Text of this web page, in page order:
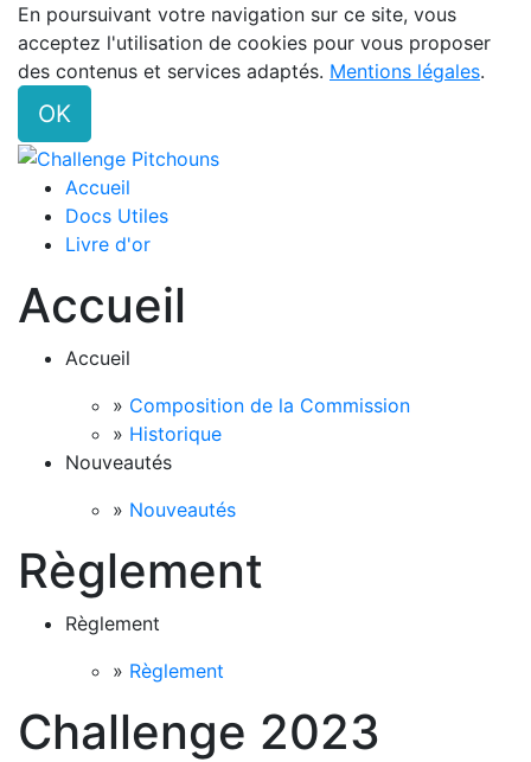
En poursuivant votre navigation sur ce site, vous
acceptez l'utilisation de cookies pour vous proposer
des contenus et services adaptés. Mentions légales.
OK
Accueil
Docs Utiles
Livre d'or
Accueil
Accueil
» Composition de la Commission
» Historique
Nouveautés
» Nouveautés
Règlement
Règlement
» Règlement
Challenge 2023